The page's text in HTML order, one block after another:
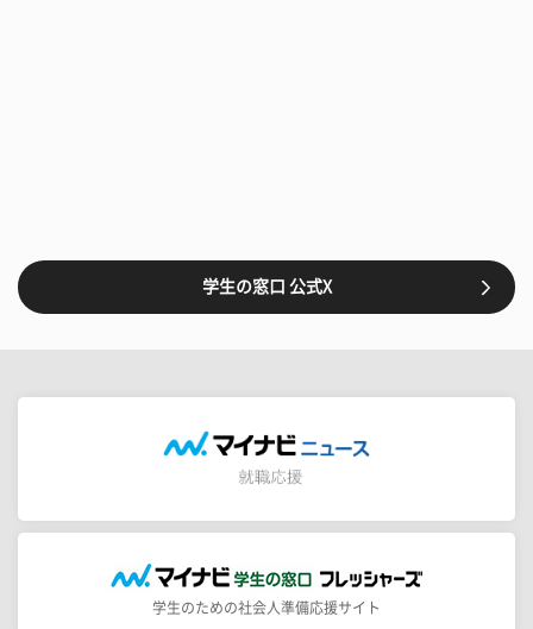
学生の窓口 公式X
学生のための社会人準備応援サイト